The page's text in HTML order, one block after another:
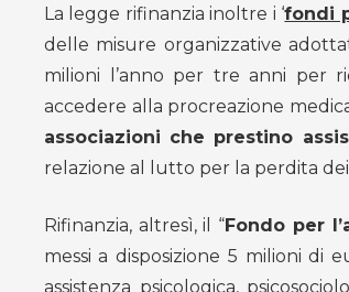
La legge rifinanzia inoltre i ‘fondi
delle misure organizzative
milioni l’anno per tre anni per
accedere alla procreazione
associazioni che prestino
relazione al lutto per la perdita
Rifinanzia, altresì, il “Fondo per
messi a disposizione 5 milioni di
assistenza psicologica,